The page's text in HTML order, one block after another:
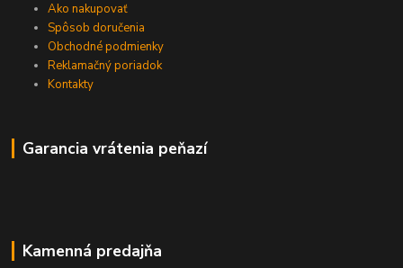
Ako nakupovať
Spôsob doručenia
Obchodné podmienky
Reklamačný poriadok
Kontakty
Garancia vrátenia peňazí
Kamenná predajňa